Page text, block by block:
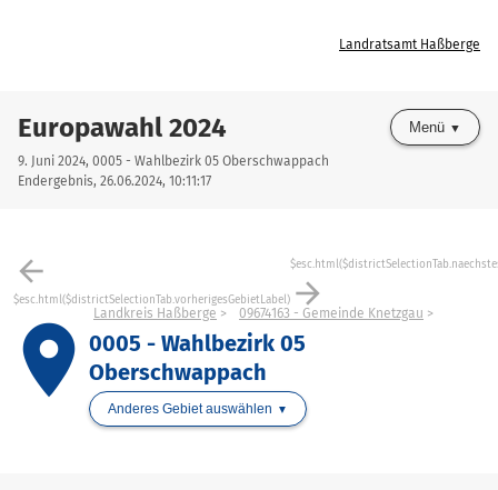
Landratsamt Haßberge
Europawahl 2024
9. Juni 2024, 0005 - Wahlbezirk 05 Oberschwappach
Endergebnis, 26.06.2024, 10:11:17
Menü
arrow_back
$esc.html($districtSelectionTab.vorherigesGebietLabel) arrow_forward
place
Landkreis Haßberge 09674163 - Gemeinde Knetzgau
0005 - Wahlbezirk 05
Oberschwappach
Anderes Gebiet auswählen